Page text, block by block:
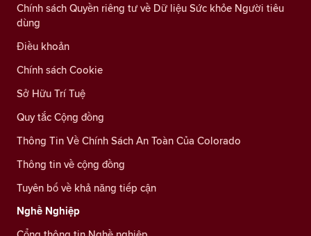
Chính sách Quyền riêng tư về Dữ liệu Sức khỏe Người tiêu
dùng
Điều khoản
Chính sách Cookie
Sở Hữu Trí Tuệ
Quy tắc Cộng đồng
Thông Tin Về Chính Sách An Toàn Của Colorado
Thông tin về cộng đồng
Tuyên bố về khả năng tiếp cận
Nghề Nghiệp